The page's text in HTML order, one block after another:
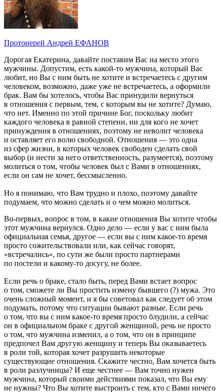
Протоиерей Андрей ЕФАНОВ
Дорогая Екатерина, давайте поставим Вас на место этого
мужчины. Допустим, есть какой-то мужчина, который Вас
любит, но Вы с ним быть не хотите и встречаетесь с другим
человеком, возможно, даже уже не встречаетесь, а оформили
брак. Вам бы хотелось, чтобы Вас принудили вернуться
в отношения с первым, тем, с которым вы не хотите? Думаю,
что нет. Именно по этой причине Бог, поскольку любит
каждого человека в равной степени, ни для кого не хочет
принуждения в отношениях, поэтому не неволит человека
и оставляет его волю свободной. Отношения — это одна
из сфер жизни, в которых человек свободен сделать свой
выбор (и нести за него ответственность, разумеется), поэтому
молиться о том, чтобы человек был с Вами в отношениях,
если он сам не хочет, бессмысленно.
Но я понимаю, что Вам трудно и плохо, поэтому давайте
подумаем, что можно сделать и о чем можно молиться.
Во-первых, вопрос в том, в какие отношения Вы хотите чтобы
этот мужчина вернулся. Одно дело — если у вас с ним была
официальная семья, другое — если вы с ним какое-то время
просто сожительствовали или, как сейчас говорят,
«встречались», по сути же были просто партнерами
по постели и какому-то досугу, не более.
Если речь о браке, стало быть, перед Вами встает вопрос
о том, сможете ли Вы простить измену бывшего (?) мужа. Это
очень сложный момент, и я бы советовал как следует об этом
подумать, потому что ситуации бывают разные. Если речь
о том, что вы с ним какое-то время просто блудили, а сейчас
он в официальном браке с другой женщиной, речь не просто
о том, что мужчина изменил, а о том, что он в принципе
предпочел Вам другую женщину и теперь Вы оказываетесь
в роли той, которая хочет разрушить некоторые
существующие отношения. Скажите честно, Вам хочется быть
в роли разлучницы? И еще честнее — Вам точно нужен
мужчина, который своими действиями показал, что Вы ему
не нужны? Что Вы хотите выстроить с тем, кто с Вами ничего